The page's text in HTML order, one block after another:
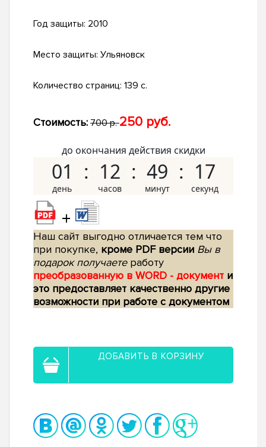
Год защиты: 2010
Место защиты: Ульяновск
Количество страниц: 139 с.
Стоимость: 700 р.250 руб.
до окончания действия скидки
01 12 49 16
+
Наш сайт выгодно отличается тем что
при покупке, кроме PDF версии Вы в
подарок получаетеработу
преобразованную в WORD - документ и
это предоставляет качественно другие
возможности при работе с документом
ДОБАВИТЬ В КОРЗИНУ